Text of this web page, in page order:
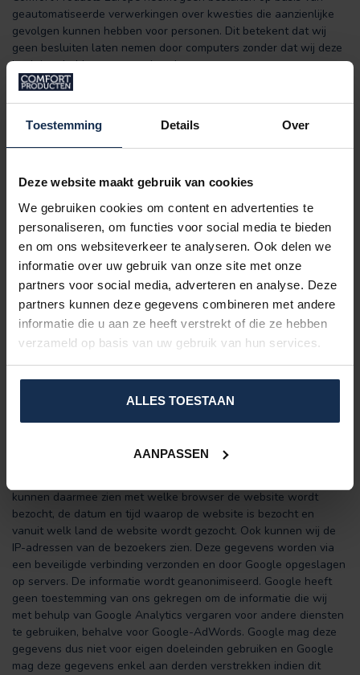
Toestemming Details Over
Deze website maakt gebruik van cookies
We gebruiken cookies om content en advertenties te
personaliseren, om functies voor social media te bieden
en om ons websiteverkeer te analyseren. Ook delen we
informatie over uw gebruik van onze site met onze
partners voor social media, adverteren en analyse. Deze
partners kunnen deze gegevens combineren met andere
informatie die u aan ze heeft verstrekt of die ze hebben
verzameld op basis van uw gebruik van hun services.
ALLES TOESTAAN
AANPASSEN
geautomatiseerde verwerkingen over kwesties die aanzienlijke
gevolgen kunnen hebben voor personen. Dit betekent dat wij
geen besluiten laten nemen door computers zonder dat wij deze
besluiten hebben gecontroleerd.
Beveiliging van persoonsgegevens
Comfort Products Europe neemt alle passende, technische en
Cookies
Wij verzamelen ook bepaalde gegevens door gebruik te maken
van cookies wanneer u onze website bezoekt. Cookies zijn kleine
tekstbestanden die door een webbrowser op uw computer
worden opgeslagen. U kunt het gebruikt van cookies weigeren
door in uw browser de daarvoor bestemde instellingen te kiezen.
U dient er rekening mee te houden dat dit de functionaliteit van
onze website kan beïnvloeden. U kunt opgeslagen cookies
eenvoudig van uw computer verwijderen. De website van de
Op onze website maken wij gebruik van de volgende cookies:
Wij gebruiken Google Analytics, afkomstig van Google Inc., om te
kunnen daarmee zien met welke browser de website wordt
bezocht, de datum en tijd waarop de website is bezocht en
vanuit welk land de website wordt gezocht. Ook kunnen wij de
IP-adressen van de bezoekers zien. Deze gegevens worden via
een beveiligde verbinding verzonden en door Google opgeslagen
op servers. De informatie wordt geanonimiseerd. Google heeft
geen toestemming van ons gekregen om de informatie die wij
met behulp van Google Analytics vergaren voor andere diensten
te gebruiken, behalve voor Google-AdWords. Google mag deze
gegevens dus niet voor eigen doeleinden gebruiken en Google
mag deze gegevens enkel aan derden verstrekken indien dit